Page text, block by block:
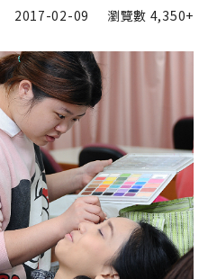
加入追蹤
2017-02-09 瀏覽數 4,350+